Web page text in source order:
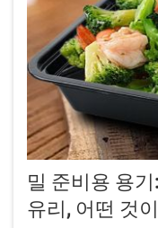
밀 준비용 용
유리, 어떤 것